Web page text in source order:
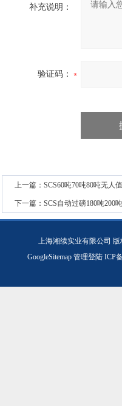
补充说明：
验证码：
上一篇： SCS60吨70吨80吨无人
下一篇： SCS自动过磅180吨200
上海湘续实业有限公司
GoogleSitemap 管理登陆ICP